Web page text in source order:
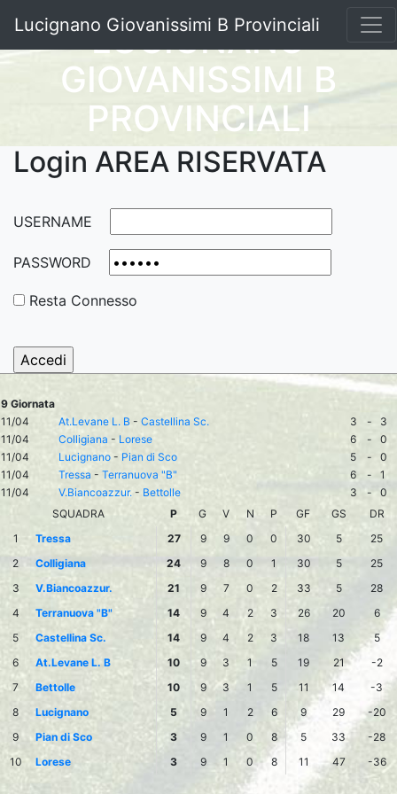
Lucignano Giovanissimi B Provinciali
LUCIGNANO
GIOVANISSIMI B
PROVINCIALI
Login AREA RISERVATA
USERNAME
PASSWORD
Resta Connesso
9 Giornata
11/04
At.Levane L. B - Castellina Sc. 3 -
3
11/04
Colligiana - Lorese 6 -
0
11/04
Lucignano - Pian di Sco 5 -
0
11/04
Tressa - Terranuova "B" 6 -
1
11/04
V.Biancoazzur. - Bettolle 3 -
0
SQUADRA
P G V N P GF GS
DR
1
Tressa 27 9 9 0 0 30 5
25
2
Colligiana 24 9 8 0 1 30 5
25
3
V.Biancoazzur. 21 9 7 0 2 33 5
28
4
Terranuova "B" 14 9 4 2 3 26 20
6
5
Castellina Sc. 14 9 4 2 3 18 13
5
6
At.Levane L. B 10 9 3 1 5 19 21
-2
7
Bettolle 10 9 3 1 5 11 14
-3
8
Lucignano 5 9 1 2 6 9 29
-20
9
Pian di Sco 3 9 1 0 8 5 33
-28
10
Lorese 3 9 1 0 8 11 47 -36